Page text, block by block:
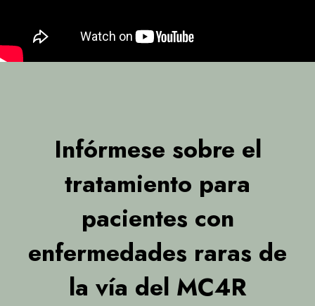
Infórmese sobre el
tratamiento para
pacientes con
enfermedades raras de
la vía del MC4R